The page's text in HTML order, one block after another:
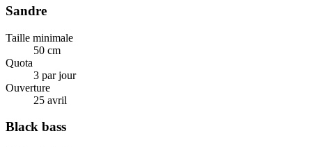
Sandre
Taille minimale
50 cm
Quota
3 par jour
Ouverture
25 avril
Black bass